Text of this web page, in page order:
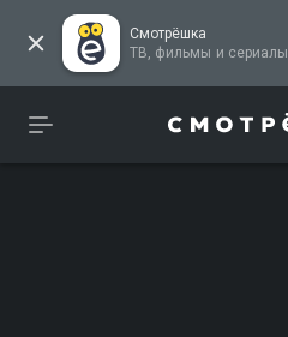
Смотрёшка
ТВ, фильмы и сериалы